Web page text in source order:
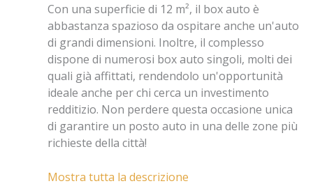
Con una superficie di 12 m², il box auto è
abbastanza spazioso da ospitare anche un'auto
di grandi dimensioni. Inoltre, il complesso
dispone di numerosi box auto singoli, molti dei
quali già affittati, rendendolo un'opportunità
ideale anche per chi cerca un investimento
redditizio. Non perdere questa occasione unica
di garantire un posto auto in una delle zone più
richieste della città!
Mostra tutta la descrizione